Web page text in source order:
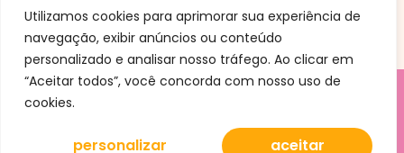
Utilizamos cookies para aprimorar sua experiência de
navegação, exibir anúncios ou conteúdo
personalizado e analisar nosso tráfego. Ao clicar em
“Aceitar todos”, você concorda com nosso uso de
cookies.
personalizar aceitar
ovo
© Aqui a Receita. Uma criação da Conteudly.